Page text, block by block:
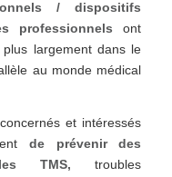
/ dispositifs
professionnels ont
largement dans le
au monde médical
et intéressés
de prévenir des
TMS, troubles